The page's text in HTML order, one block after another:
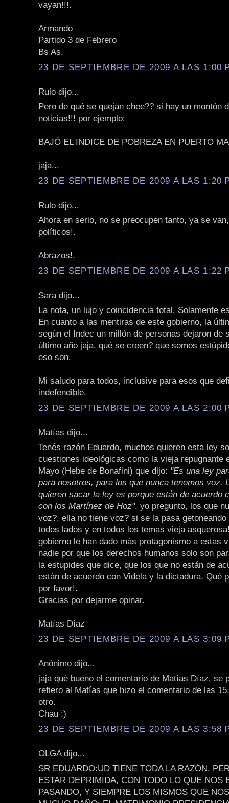
vayan!!!.
Armando
Partido 3 de Febrero
Bs As.
23 DE SEPTIEMBRE DE 2009 A LAS 1:00
Rulo dijo...
Pero de qué se quejan chee?? si hay un montón
noticias!!! por ejemplo:
BAJÓ EL INDICE DE POBREZA EN PUERTO
jaja...
23 DE SEPTIEMBRE DE 2009 A LAS 1:20
Rulo dijo...
Ahora en serio, no se preocupen tanto, ya se
políticos!.
Abrazos!.
23 DE SEPTIEMBRE DE 2009 A LAS 1:22
Sara dijo...
La nota, un lujo y coincidencia total. Solamente
En cuanto a las mentiras de este gobierno, la
según el Indec un millón de personas dejaron de
último año jaja, qué se creen? que somos
eso son.
Mi saludo para todos, inclusive para esos que
indefendible.
23 DE SEPTIEMBRE DE 2009 A LAS 2:00
Matías dijo...
Tenés razón Eduardo, muchos quieren esta ley
cuestiones ideológicas como la vieja repugnante
Mayo (Hebe de Bonafini) que dijo: "Es una ley
para nosotros, para los que nunca tenemos voz.
quieren sacar la ley es porque están de acuerdo
con los Martínez de Hoz". yo pregunto, los que
voz?, ella no tiene voz? si se la pasa
todos lados y en todos los temas vieja
gobierno le han dado más protagonismo a estas
nadie por que los derechos humanos solo son
la estupides que dice, que los que no están de
están de acuerdo con Videla y la dictadura. Qué
por favor!.
Gracias por dejarme opinar.
Matías Díaz
23 DE SEPTIEMBRE DE 2009 A LAS 3:09
Anónimo dijo...
jaja qué bueno el comentario de Matías Díaz, se
refiero al Matías que hizo el comentario de las
otro.
Chau :)
23 DE SEPTIEMBRE DE 2009 A LAS 3:58
OLGA dijo...
SR EDUARDO:UD TIENE TODA LA RAZÓN,
ESTAR DEPRIMIDA, CON TODO LO QUE NOS
PASANDO, Y SIEMPRE LOS MISMOS QUE